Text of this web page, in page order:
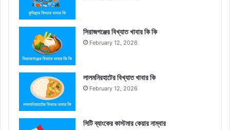
সিরাজগঞ্জের বিখ্যাত খাবার কি কি
February 12, 2026
লালমনিরহাটের বিখ্যাত খাবার কি
February 12, 2026
সিটি ব্যাংকের কাস্টমার কেয়ার নাম্বার